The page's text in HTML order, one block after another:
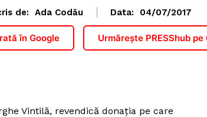
de: Ada Codău Data: 04/07/2017
în Google Urmărește PRESShub
Vintilă, revendică donaţia pe care